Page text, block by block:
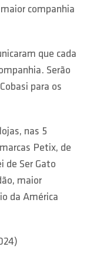
companhia
que cada
Serão
para os
nas 5
Petix, de
de Ser Gato
maior
da América